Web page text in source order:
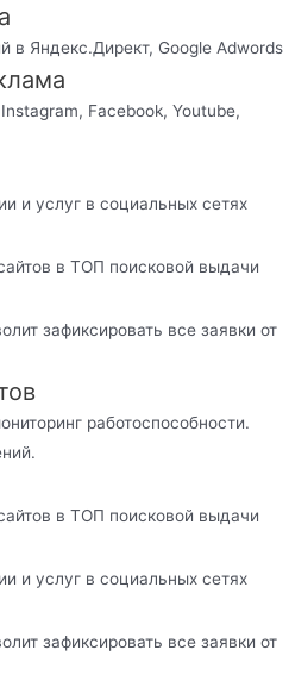
в Яндекс.Директ, Google Adwords
Facebook, Youtube,
и услуг в социальных сетях
в ТОП поисковой выдачи
зафиксировать все заявки от
работоспособности.
в ТОП поисковой выдачи
и услуг в социальных сетях
зафиксировать все заявки от